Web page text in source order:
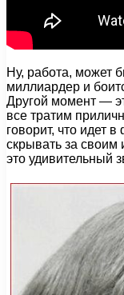
Ну, работа, может
миллиардер и
Другой момент —
все тратим
говорит, что идет
скрывать за
это удивительный